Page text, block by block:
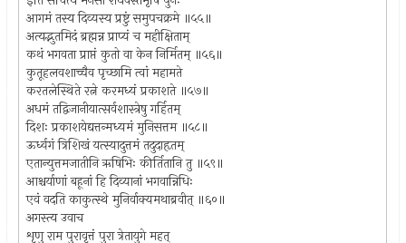
आगमं तस्य दिव्यस्य प्रष्टुं समुपचक्रमे ॥५५॥
अत्यद्भुतमिदं ब्रह्मन्न प्राप्यं च महीक्षिताम्
कथं भगवता प्राप्तं कुतो वा केन निर्मितम् ॥५६॥
कुतूहलवशाच्चैव पृच्छामि त्वां महामते
करतलेस्थिते रत्ने करमध्यं प्रकाशते ॥५७॥
अधमं तद्विजानीयात्सर्वशास्त्रेषु गर्हितम्
दिशः प्रकाशयेद्यत्तन्मध्यमं मुनिसत्तम ॥५८॥
ऊर्ध्वगं त्रिशिखं यत्स्यादुत्तमं तदुदाहृतम्
एतान्युत्तमजातीनि ऋषिभिः कीर्तितानि तु ॥५९॥
आश्चर्याणां बहूनां हि दिव्यानां भगवान्निधिः
एवं वदति काकुत्स्थे मुनिर्वाक्यमथाब्रवीत् ॥६०॥
अगस्त्य उवाच
शृणु राम पुरावृत्तं पुरा त्रेतायुगे महत्